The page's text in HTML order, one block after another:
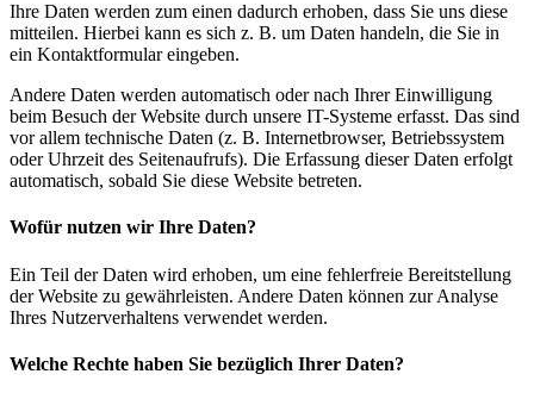
Ihre Daten werden zum einen dadurch erhoben, dass Sie uns diese
mitteilen. Hierbei kann es sich z. B. um Daten handeln, die Sie in
ein Kontaktformular eingeben.
Andere Daten werden automatisch oder nach Ihrer Einwilligung
beim Besuch der Website durch unsere IT-Systeme erfasst. Das sind
vor allem technische Daten (z. B. Internetbrowser, Betriebssystem
oder Uhrzeit des Seitenaufrufs). Die Erfassung dieser Daten erfolgt
automatisch, sobald Sie diese Website betreten.
Wofür nutzen wir Ihre Daten?
Ein Teil der Daten wird erhoben, um eine fehlerfreie Bereitstellung
der Website zu gewährleisten. Andere Daten können zur Analyse
Ihres Nutzerverhaltens verwendet werden.
Welche Rechte haben Sie bezüglich Ihrer Daten?